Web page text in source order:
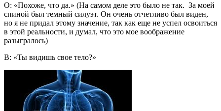
О: «Похоже, что да.» (На самом деле это было не так. За моей
спиной был темный силуэт. Он очень отчетливо был виден,
но я не придал этому значение, так как еще не успел освоиться
в этой реальности, и думал, что это мое воображение
разыгралось)
В: «Ты видишь свое тело?»